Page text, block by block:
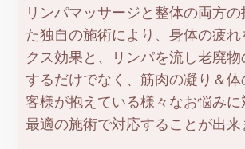
リンパマッサージと整体の両方
た独自の施術により、身体の疲れ
クス効果と、リンパを流し老廃
するだけでなく、筋肉の凝り＆
客様が抱えている様々なお悩み
最適の施術で対応することが出来